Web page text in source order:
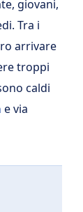
giovani,
Tra i
arrivare
troppi
caldi
e via